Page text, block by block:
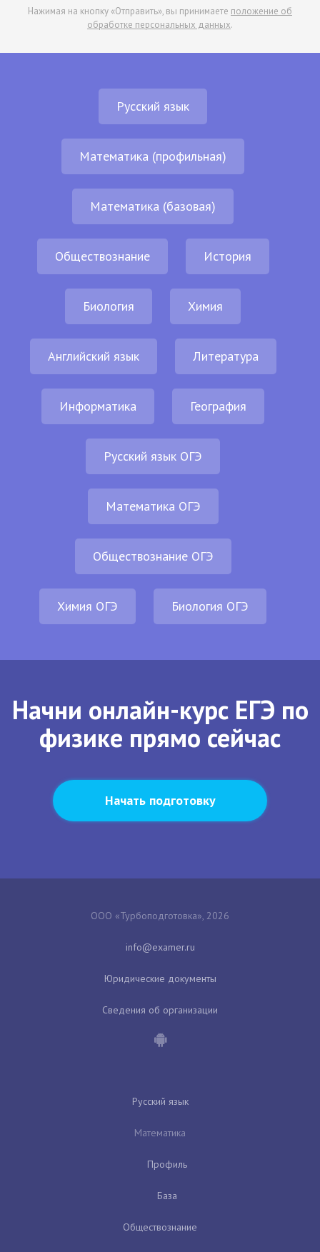
Нажимая на кнопку «Отправить», вы принимаете положение об
обработке персональных данных.
Русский язык
Математика (профильная)
Математика (базовая)
Обществознание История
Биология Химия
Английский язык Литература
Информатика География
Русский язык ОГЭ
Математика ОГЭ
Обществознание ОГЭ
Химия ОГЭ Биология ОГЭ
Начни онлайн-курс ЕГЭ по
физике прямо сейчас
Начать подготовку
ООО «Турбоподготовка», 2026
Юридические документы
Сведения об организации
Русский язык
Математика
Профиль
База
Обществознание